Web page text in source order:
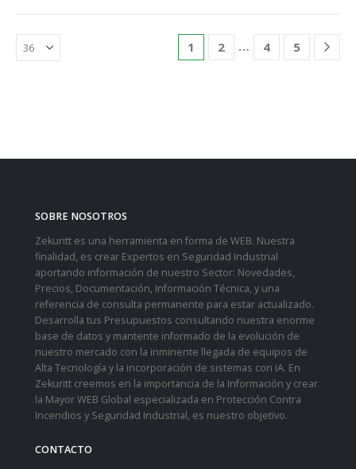
1 2 … 4 5
SOBRE NOSOTROS
Zekuritt es una herramienta en forma de WEB. Nuestra
finalidad, es crear Expertos en Seguridad Industrial
aportando información de nuestro Sector: Novedades,
Precios, Documentación, Información Técnica, y una
referencia de consulta permanente para estar actualizado.
Desarrolla tus Presupuestos consultando nuestra enorme
base de datos y mantente informado de la evolución de
nuestro mercado con la inminente llegada de equipos de
Alta Tecnología y la incorporación de sistemas con iA. En
Zekuritt creemos en la importancia de la Información y crear
la Mayor WEB Global especializada en Protección Contra
Incendios y Seguridad Industrial, es nuestro objetivo.
CONTACTO